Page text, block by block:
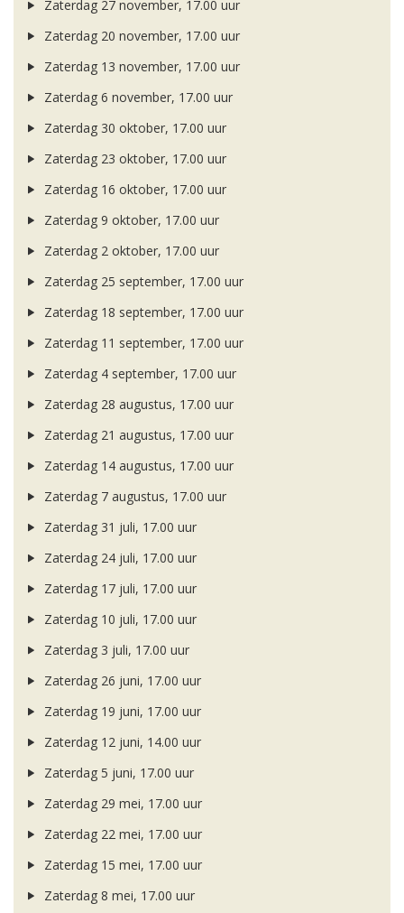
Zaterdag 27 november, 17.00 uur
Zaterdag 20 november, 17.00 uur
Zaterdag 13 november, 17.00 uur
Zaterdag 6 november, 17.00 uur
Zaterdag 30 oktober, 17.00 uur
Zaterdag 23 oktober, 17.00 uur
Zaterdag 16 oktober, 17.00 uur
Zaterdag 9 oktober, 17.00 uur
Zaterdag 2 oktober, 17.00 uur
Zaterdag 25 september, 17.00 uur
Zaterdag 18 september, 17.00 uur
Zaterdag 11 september, 17.00 uur
Zaterdag 4 september, 17.00 uur
Zaterdag 28 augustus, 17.00 uur
Zaterdag 21 augustus, 17.00 uur
Zaterdag 14 augustus, 17.00 uur
Zaterdag 7 augustus, 17.00 uur
Zaterdag 31 juli, 17.00 uur
Zaterdag 24 juli, 17.00 uur
Zaterdag 17 juli, 17.00 uur
Zaterdag 10 juli, 17.00 uur
Zaterdag 3 juli, 17.00 uur
Zaterdag 26 juni, 17.00 uur
Zaterdag 19 juni, 17.00 uur
Zaterdag 12 juni, 14.00 uur
Zaterdag 5 juni, 17.00 uur
Zaterdag 29 mei, 17.00 uur
Zaterdag 22 mei, 17.00 uur
Zaterdag 15 mei, 17.00 uur
Zaterdag 8 mei, 17.00 uur